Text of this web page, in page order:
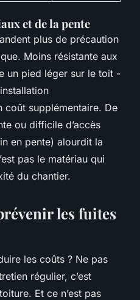
et de la pente
plus de précaution
Moins résistante aux
un pied léger sur le toit -
coût supplémentaire. De
ou difficile d’accès
en pente) alourdit la
pas le matériau qui
du chantier.
les fuites
les coûts ? Ne pas
régulier, c’est
Et ce n’est pas